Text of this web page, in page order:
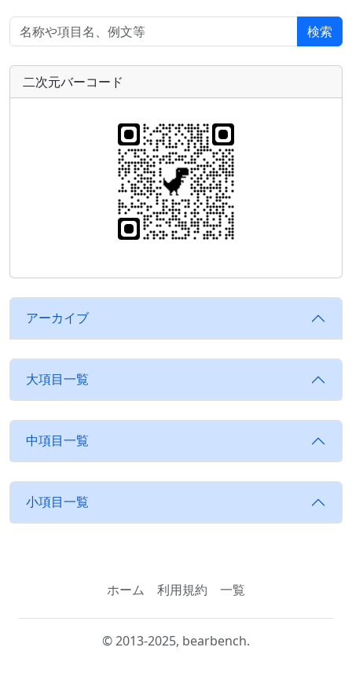
検索
二次元バーコード
アーカイブ
大項目一覧
中項目一覧
小項目一覧
ホーム 利用規約 一覧
© 2013-2025, bearbench.